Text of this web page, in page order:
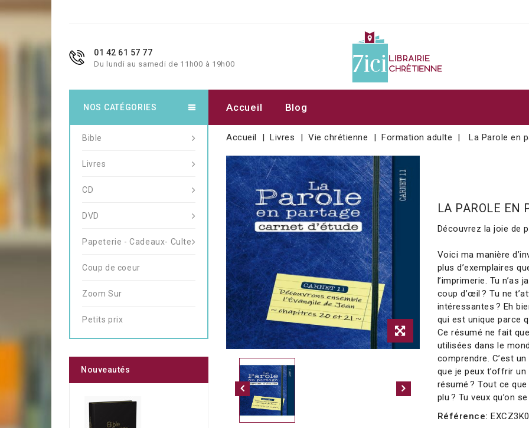
01 42 61 57 77
Du lundi au samedi de 11h00 à 19h00
Accueil Blog
Accueil Livres Vie chrétienne Formation adulte La Parole en
LA PAROLE EN
Découvrez la joie de
Voici ma manière
plus d’exemplaires
l’imprimerie. Tu n’as
coup d’œil ? Tu ne
intéressantes ? Eh
qui est unique parce
Ce résumé ne fait
utilisées dans le
comprendre. C’est
que je peux t’offrir
résumé ? Tout ce
plu ? Tu veux qu’on
Référence: EXCZ3K0
NOS CATÉGORIES
Bible
Livres
CD
DVD
Papeterie - Cadeaux- Culte
Coup de coeur
Zoom Sur
Petits prix
Nouveautés